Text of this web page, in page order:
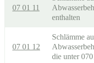
07 01 11
enthalten
07 01 12
Schlämme
die unter